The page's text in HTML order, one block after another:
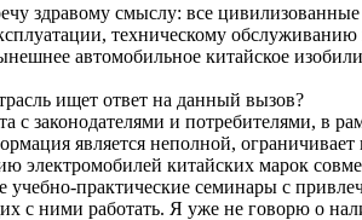
здравому смыслу: все
техническому
автомобильное китайское
ищет ответ на данный вызов?
с законодателями и потребителями,
является неполной,
электромобилей китайских марок
практические семинары с
ними работать. Я уже не говорю о